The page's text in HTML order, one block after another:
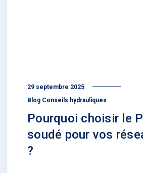
29 septembre 2025
Blog Conseils hydrauliques
Pourquoi choisir le
soudé pour vos
?